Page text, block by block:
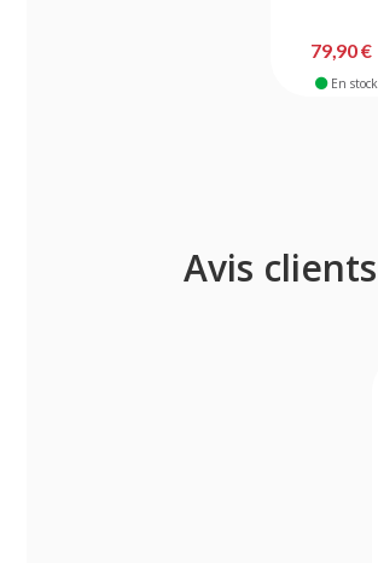
79,90 €
En stock
Avis clients